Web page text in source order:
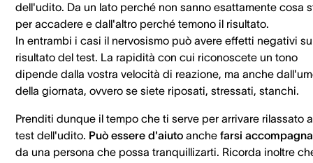
dell'udito. Da un lato perché non sanno esattamente cosa
per accadere e dall'altro perché temono il risultato.
In entrambi i casi il nervosismo può avere effetti negativi
risultato del test. La rapidità con cui riconoscete un tono
dipende dalla vostra velocità di reazione, ma anche
della giornata, ovvero se siete riposati, stressati, stanchi.
Prenditi dunque il tempo che ti serve per arrivare rilassato
test dell'udito. Può essere d'aiuto anche farsi
da una persona che possa tranquillizarti. Ricorda inoltre